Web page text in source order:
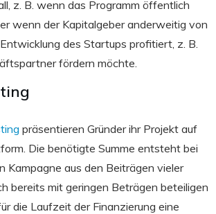
z. B. wenn das Programm öffentlich
wenn der Kapitalgeber anderweitig von
des Startups profitiert, z. B.
fördern möchte.
präsentieren Gründer ihr Projekt auf
Die benötigte Summe entsteht bei
Kampagne aus den Beiträgen vieler
bereits mit geringen Beträgen beteiligen
die Laufzeit der Finanzierung eine